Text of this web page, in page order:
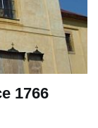
1766